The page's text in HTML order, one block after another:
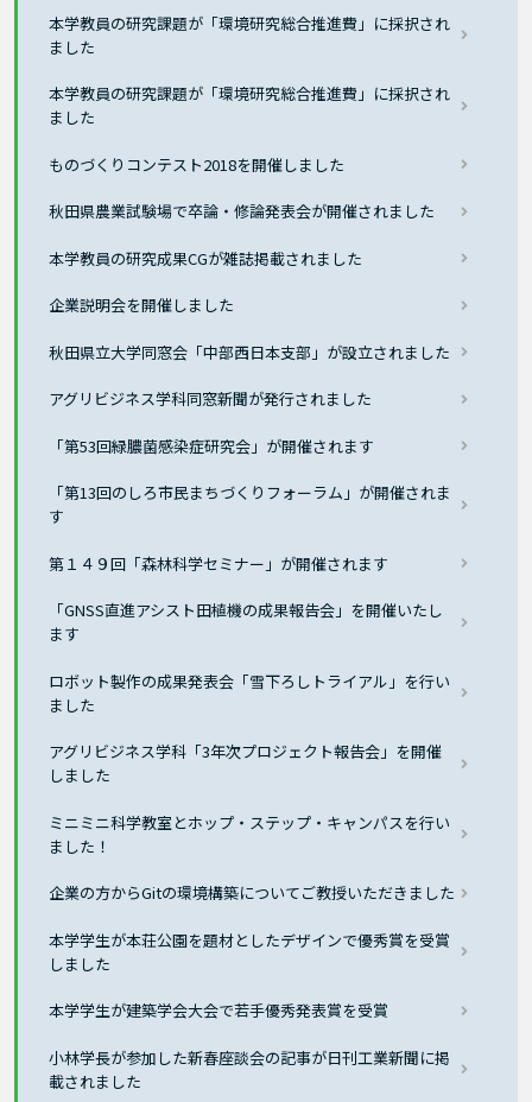
本学教員の研究課題が「環境研究総合推進費」に採択され
ました
本学教員の研究課題が「環境研究総合推進費」に採択され
ました
ものづくりコンテスト2018を開催しました
秋田県農業試験場で卒論・修論発表会が開催されました
本学教員の研究成果CGが雑誌掲載されました
企業説明会を開催しました
秋田県立大学同窓会「中部西日本支部」が設立されました
アグリビジネス学科同窓新聞が発行されました
「第53回緑膿菌感染症研究会」が開催されます
「第13回のしろ市民まちづくりフォーラム」が開催されま
す
第１４９回「森林科学セミナー」が開催されます
「GNSS直進アシスト田植機の成果報告会」を開催いたし
ます
ロボット製作の成果発表会「雪下ろしトライアル」を行い
ました
アグリビジネス学科「3年次プロジェクト報告会」を開催
しました
ミニミニ科学教室とホップ・ステップ・キャンパスを行い
ました！
企業の方からGitの環境構築についてご教授いただきました
本学学生が本荘公園を題材としたデザインで優秀賞を受賞
しました
本学学生が建築学会大会で若手優秀発表賞を受賞
小林学長が参加した新春座談会の記事が日刊工業新聞に掲
載されました